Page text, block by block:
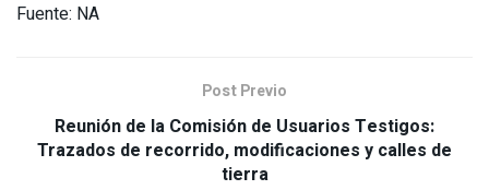
Fuente: NA
Post Previo
Reunión de la Comisión de Usuarios Testigos:
Trazados de recorrido, modificaciones y calles de
tierra